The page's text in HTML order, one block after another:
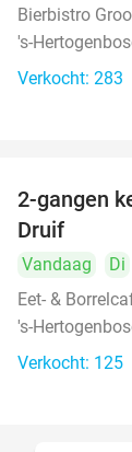
Bierbistro
's-
Verkocht: 283
2-gangen
Druif
Vandaag Di
Eet- &
's-
Verkocht: 125